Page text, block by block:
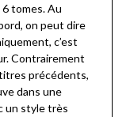
tomes. Au
on peut dire
c’est
Contrairement
précédents,
dans une
un style très